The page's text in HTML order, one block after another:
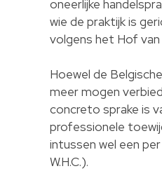
oneerlijke
wie de praktijk is
volgens het Hof
Hoewel de
meer mogen
concreto sprake is
professionele
intussen wel een
W.H.C.).